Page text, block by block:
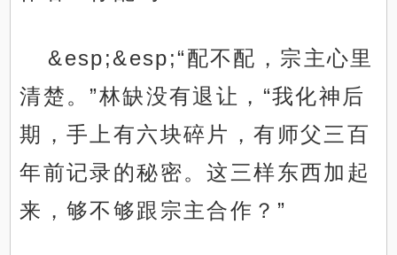
&esp;&esp;“配不配，宗主心里
清楚。”林缺没有退让，“我化神后
期，手上有六块碎片，有师父三百
年前记录的秘密。这三样东西加起
来，够不够跟宗主合作？”